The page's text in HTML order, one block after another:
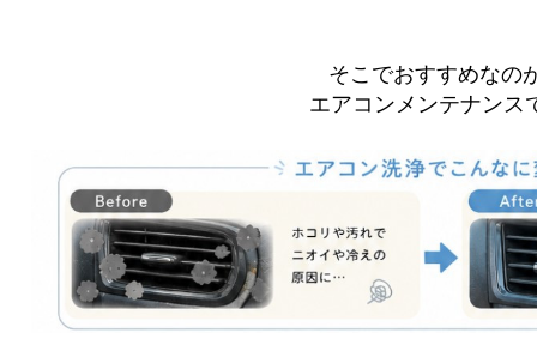
そこでおすすめなの
エアコンメンテナンス